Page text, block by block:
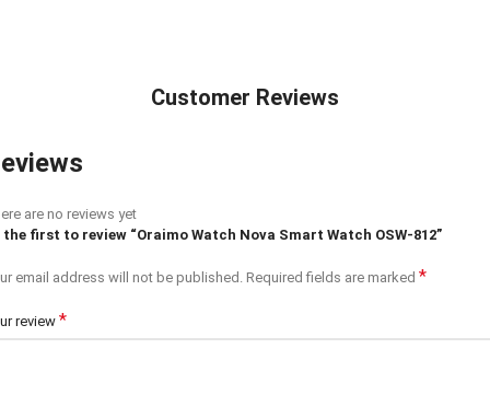
Customer Reviews
are no reviews yet
the first to review “Oraimo Watch Nova Smart Watch OSW-812”
email address will not be published. Required fields are marked *
review *